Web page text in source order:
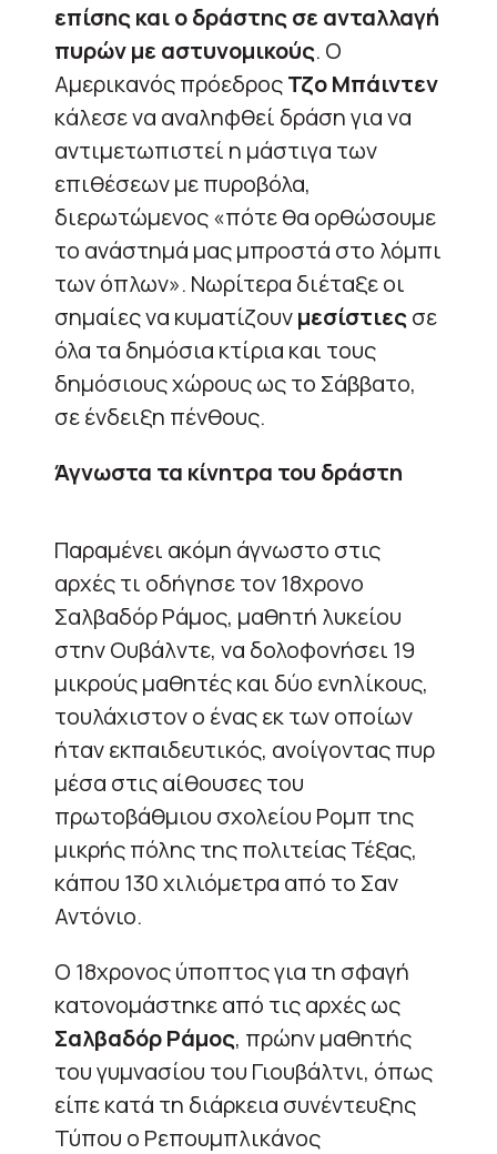
επίσης και ο δράστης σε ανταλλαγή
πυρών με αστυνομικούς. Ο
Αμερικανός πρόεδροςΤζο Μπάιντεν
κάλεσε να αναληφθεί δράση για να
αντιμετωπιστεί η μάστιγα των
επιθέσεων με πυροβόλα,
διερωτώμενος «πότε θα ορθώσουμε
το ανάστημά μας μπροστά στο λόμπι
των όπλων». Νωρίτερα διέταξε οι
σημαίες να κυματίζουνμεσίστιεςσε
όλα τα δημόσια κτίρια και τους
δημόσιους χώρους ως το Σάββατο,
σε ένδειξη πένθους.
Άγνωστα τα κίνητρα του δράστη
Παραμένει ακόμη άγνωστο στις
αρχές τι οδήγησε τον 18χρονο
Σαλβαδόρ Ράμος, μαθητή λυκείου
στην Ουβάλντε, να δολοφονήσει 19
μικρούς μαθητές και δύο ενηλίκους,
τουλάχιστον ο ένας εκ των οποίων
ήταν εκπαιδευτικός, ανοίγοντας πυρ
μέσα στις αίθουσες του
πρωτοβάθμιου σχολείου Ρομπ της
μικρής πόλης της πολιτείας Τέξας,
κάπου 130 χιλιόμετρα από το Σαν
Αντόνιο.
Ο 18χρονος ύποπτος για τη σφαγή
κατονομάστηκε από τις αρχές ως
Σαλβαδόρ Ράμος, πρώην μαθητής
του γυμνασίου του Γιουβάλτνι, όπως
είπε κατά τη διάρκεια συνέντευξης
Τύπου ο Ρεπουμπλικάνος